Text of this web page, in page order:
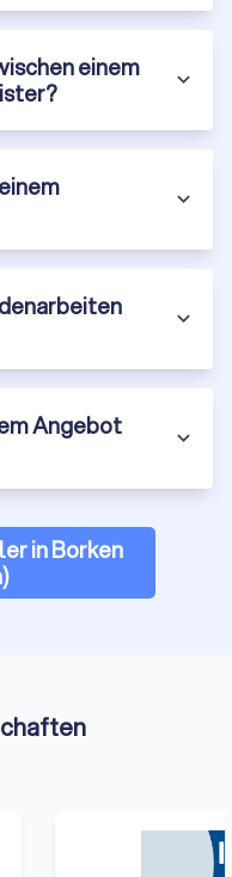
einem
Angebot
in Borken